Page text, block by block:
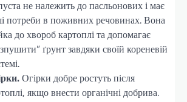
не належить до пасльонових і має
потреби в поживних речовинах. Вона
до хвороб картоплі та допомагає
ґрунт завдяки своїй кореневій
Огірки добре ростуть після
якщо внести органічні добрива.